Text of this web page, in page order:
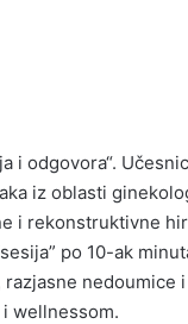
i odgovora“.
iz oblasti
i rekonstruktivne
po 10-ak
wellnessom.